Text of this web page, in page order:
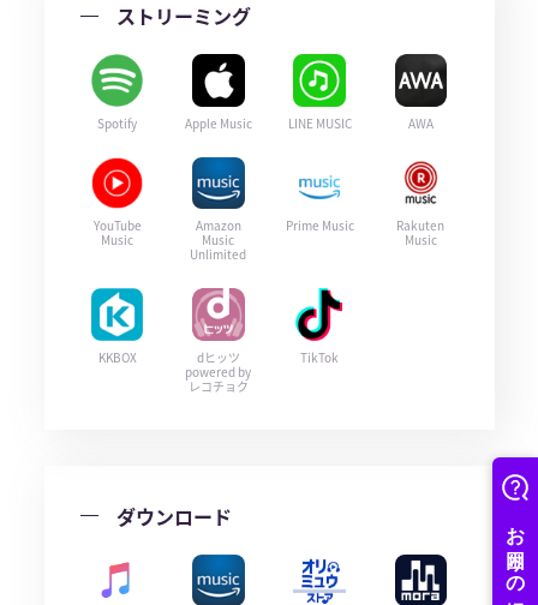
ストリーミング
Spotify Apple Music LINE MUSIC AWA
YouTube
Music
Amazon
Music
Unlimited
Prime Music
Rakuten
Music
KKBOX
dヒッツ
powered by
レコチョク
TikTok
ダウンロード